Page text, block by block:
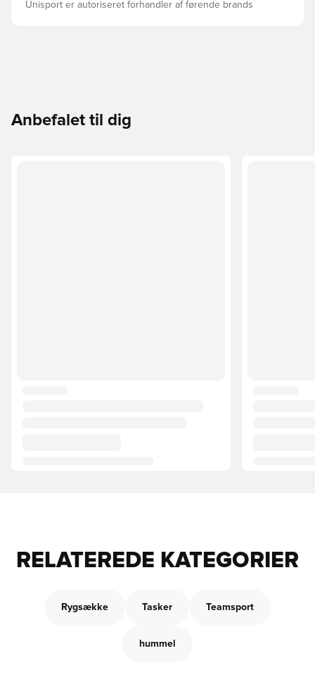
Unisport er autoriseret forhandler af førende brands
Anbefalet til dig
RELATEREDE KATEGORIER
Rygsække Tasker Teamsport
hummel